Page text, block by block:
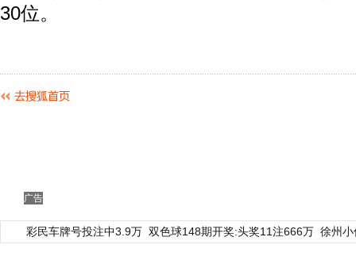
30位。
广告
彩民车牌号投注中3.9万 双色球148期开奖:头奖11注666万 徐州